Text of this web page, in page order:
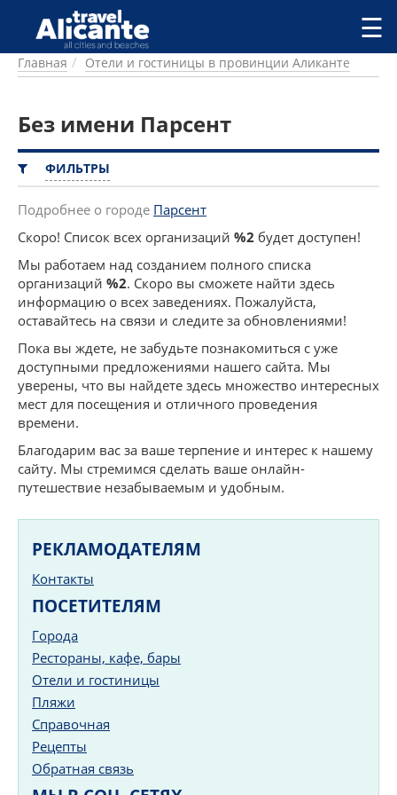
Перейти к основному содержанию
ГОРОДА
ПИТАНИЕ
ПЛЯЖИ
ДОСТОПРИМЕЧАТЕЛЬНОСТИ
КЕМПИНГ
КОМАРКИ (РАЙОНЫ)
РЕЦЕПТЫ
ПРЕДЛОЖЕНИЯ
СТАТЬИ
УСЛУГИ
☰
Главная Отели и гостиницы в провинции Аликанте
Без имени Парсент
ФИЛЬТРЫ
Подробнее о городе Парсент
Скоро! Список всех организаций %2 будет доступен!
Мы работаем над созданием полного списка
организаций %2. Скоро вы сможете найти здесь
информацию о всех заведениях. Пожалуйста,
оставайтесь на связи и следите за обновлениями!
Пока вы ждете, не забудьте познакомиться с уже
доступными предложениями нашего сайта. Мы
уверены, что вы найдете здесь множество интересных
мест для посещения и отличного проведения
времени.
Благодарим вас за ваше терпение и интерес к нашему
сайту. Мы стремимся сделать ваше онлайн-
путешествие незабываемым и удобным.
РЕКЛАМОДАТЕЛЯМ
Контакты
ПОСЕТИТЕЛЯМ
Города
Рестораны, кафе, бары
Отели и гостиницы
Пляжи
Справочная
Рецепты
Обратная связь